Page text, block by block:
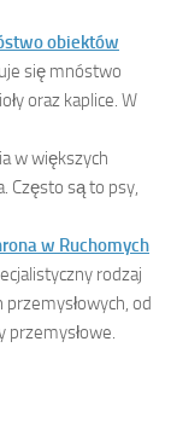
obiektów
się mnóstwo
oraz kaplice. W
w większych
Często są to psy,
w Ruchomych
rodzaj
od
przemysłowe.